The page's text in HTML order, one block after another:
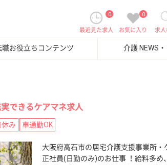
求
0
お気に入り
0
最近見た求人
職お役立ちコンテンツ 介護 NEWS
できるケアマネ求人
休み 車通勤OK
大阪府高石市の居宅介護支援事業所・
正社員(日勤のみ)のお仕事 ！給料多め